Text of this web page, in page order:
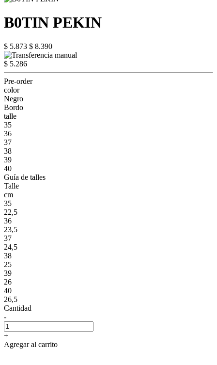
B0TIN PEKIN
$ 5.873 $ 8.390
$ 5.286
Pre-order
color
Negro
Bordo
talle
35
36
37
38
39
40
Guía de talles
Talle
cm
35
22,5
36
23,5
37
24,5
38
25
39
26
40
26,5
Cantidad
-
+
Agregar al carrito